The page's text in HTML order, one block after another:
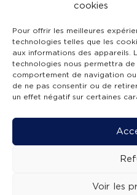
cookies
Pour offrir les meilleures
technologies telles que les
aux informations des appareils.
technologies nous permettra
comportement de navigation ou
de ne pas consentir ou de
un effet négatif sur certaines
Voir les
Mentions légales -